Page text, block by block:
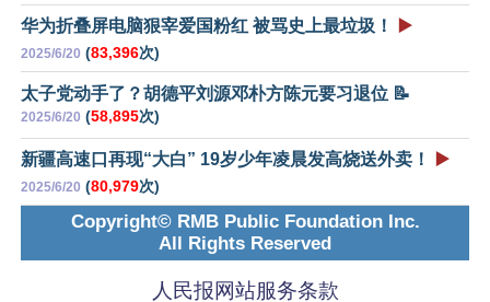
华为折叠屏电脑狠宰爱国粉红 被骂史上最垃圾！ ▶️
2025/6/20 (83,396次)
太子党动手了？胡德平刘源邓朴方陈元要习退位 📝
2025/6/20 (58,895次)
新疆高速口再现“大白” 19岁少年凌晨发高烧送外卖！ ▶️
2025/6/20 (80,979次)
Copyright© RMB Public Foundation Inc.
All Rights Reserved
人民报网站服务条款